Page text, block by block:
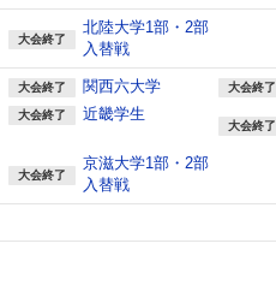
大会終了
北陸大学1部・2部
入替戦
大会終了 関西六大学 大会終了
大会終了 近畿学生
大会終了
大会終了
京滋大学1部・2部
入替戦